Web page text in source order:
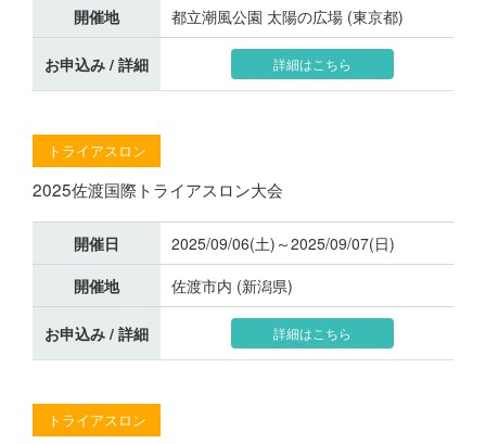
開催地 都立潮風公園 太陽の広場 (東京都)
お申込み / 詳細 詳細はこちら
トライアスロン
2025佐渡国際トライアスロン大会
開催日
2025/09/06(土)～2025/09/07(日)
開催地
佐渡市内 (新潟県)
お申込み / 詳細 詳細はこちら
トライアスロン